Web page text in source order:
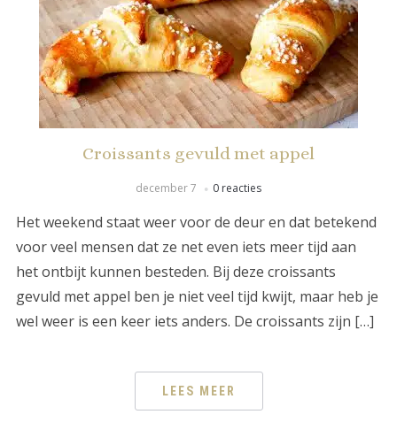
Croissants gevuld met appel
december 7 0 reacties
Het weekend staat weer voor de deur en dat betekend
voor veel mensen dat ze net even iets meer tijd aan
het ontbijt kunnen besteden. Bij deze croissants
gevuld met appel ben je niet veel tijd kwijt, maar heb je
wel weer is een keer iets anders. De croissants zijn […]
LEES MEER